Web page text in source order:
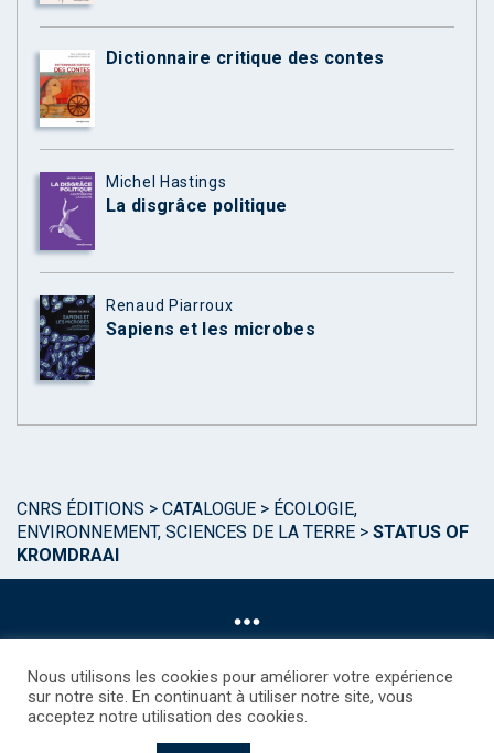
Dictionnaire critique des contes
Michel Hastings
La disgrâce politique
Renaud Piarroux
Sapiens et les microbes
CNRS ÉDITIONS > CATALOGUE > ÉCOLOGIE,
ENVIRONNEMENT, SCIENCES DE LA TERRE > STATUS OF
KROMDRAAI
©CNRS EDITIONS 2025
Nous utilisons les cookies pour améliorer votre expérience
sur notre site. En continuant à utiliser notre site, vous
acceptez notre utilisation des cookies.